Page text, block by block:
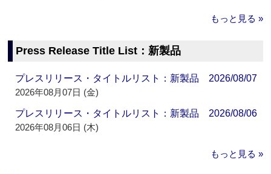
もっと見る »
Press Release Title List：新製品
プレスリリース・タイトルリスト：新製品 2026/08/07
2026年08月07日 (金)
プレスリリース・タイトルリスト：新製品 2026/08/06
2026年08月06日 (木)
もっと見る »